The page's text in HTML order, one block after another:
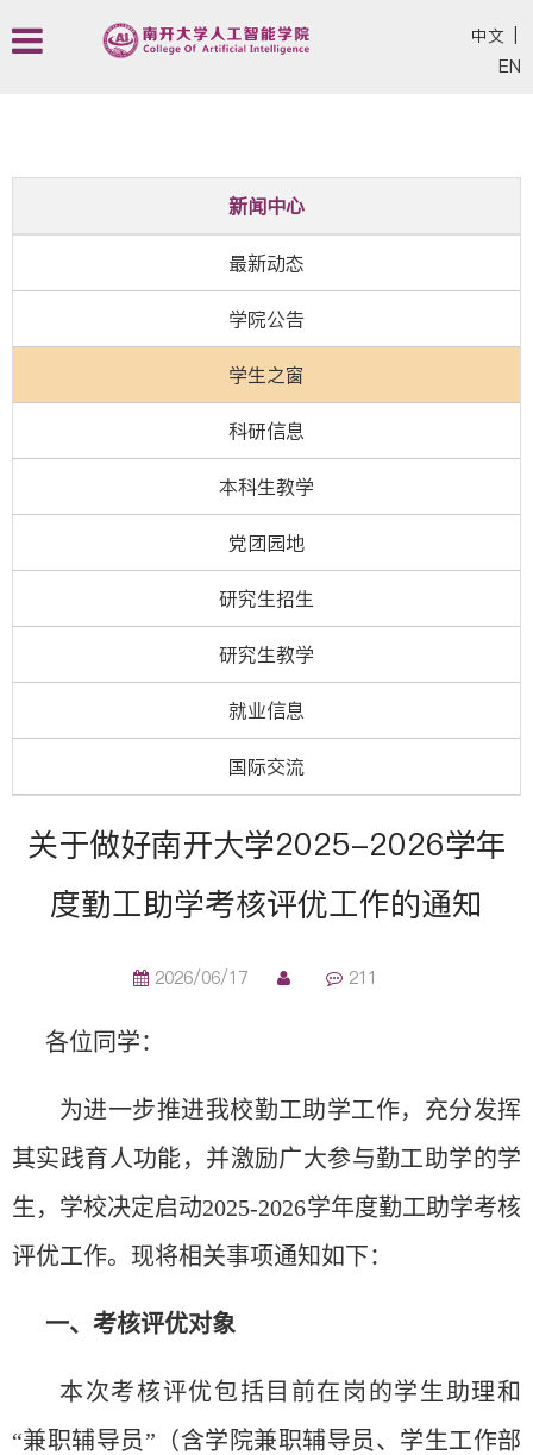
中文
EN
新闻中心
最新动态
学院公告
学生之窗
科研信息
本科生教学
党团园地
研究生招生
研究生教学
就业信息
国际交流
关于做好南开大学2025-2026学年
度勤工助学考核评优工作的通知
2026/06/17 211
各位同学：
为进一步推进我校勤工助学工作，充分发挥
其实践育人功能，并激励广大参与勤工助学的学
生，学校决定启动2025-2026学年度勤工助学考核
评优工作。现将相关事项通知如下：
一、 考核评优对象
本次考核评优包括目前在岗的学生助理和
“兼职辅导员” （含学院兼职辅导员、学生工作部